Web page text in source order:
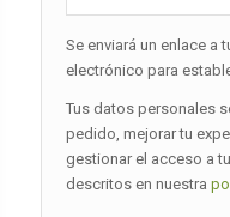
Se enviará un enlace a
electrónico para
Tus datos personales
pedido, mejorar tu
gestionar el acceso a
descritos en nuestra